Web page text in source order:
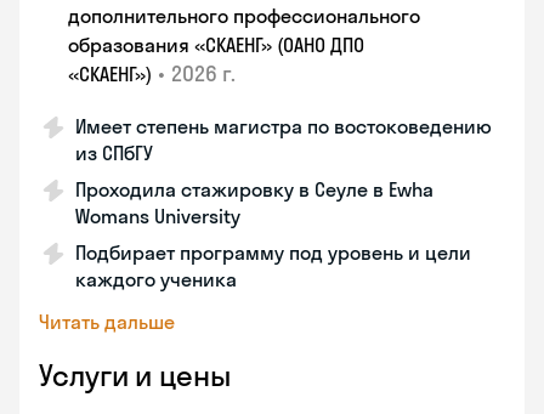
дополнительного профессионального
образования «СКАЕНГ» (ОАНО ДПО
«СКАЕНГ») • 2026 г.
Имеет степень магистра по востоковедению
из СПбГУ
Проходила стажировку в Сеуле в Ewha
Womans University
Подбирает программу под уровень и цели
каждого ученика
Читать дальше
Услуги и цены